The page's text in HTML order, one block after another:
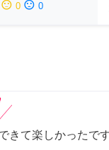
sentiment_neutral 0 sentiment_dissatisfied 0
きて楽しかったで